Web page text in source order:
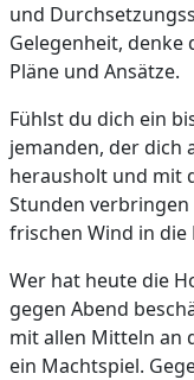
und
Gelegenheit,
Pläne und Ansätze.
Fühlst du dich ein
jemanden, der dich
herausholt und mit
Stunden
frischen Wind in die
Wer hat heute die
gegen Abend
mit allen Mitteln an
ein Machtspiel.